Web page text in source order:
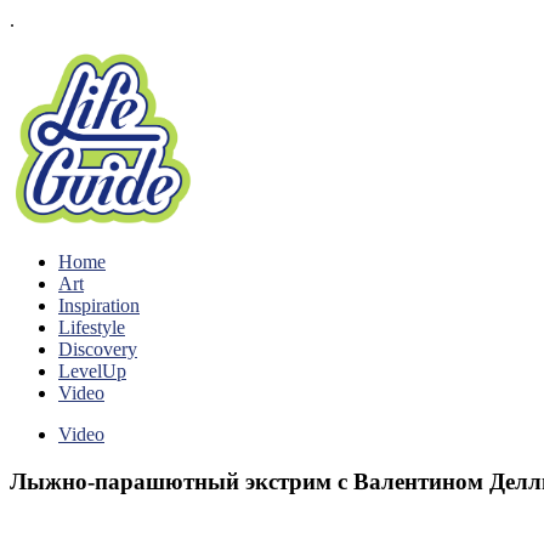
.
Home
Art
Inspiration
Lifestyle
Discovery
LevelUp
Video
Video
Лыжно-парашютный экстрим с Валентином